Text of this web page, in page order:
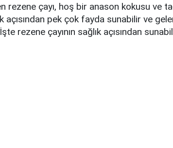
rezene çayı, hoş bir anason kokusu ve
açısından pek çok fayda sunabilir ve
rezene çayının sağlık açısından